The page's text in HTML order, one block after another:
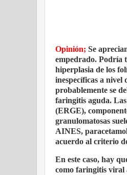
Opinión; Se
empedrado. Podría
hiperplasia de los
inespecíficas a nivel
probablemente se
faringitis aguda.
(ERGE),
granulomatosas
AINES,
acuerdo al criterio
En este caso, hay
como faringitis viral